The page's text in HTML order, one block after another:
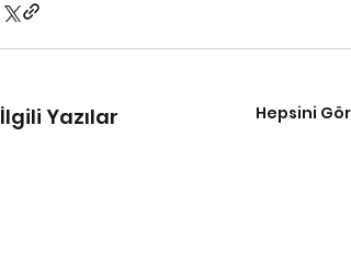
İlgili Yazılar Hepsini Gör